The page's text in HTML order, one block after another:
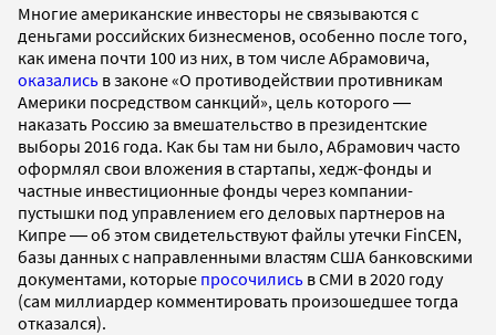
Многие американские инвесторы не связываются с
деньгами российских бизнесменов, особенно после того,
как имена почти 100 из них, в том числе Абрамовича,
оказались в законе «О противодействии противникам
Америки посредством санкций», цель которого ―
наказать Россию за вмешательство в президентские
выборы 2016 года. Как бы там ни было, Абрамович часто
оформлял свои вложения в стартапы, хедж-фонды и
частные инвестиционные фонды через компании-
пустышки под управлением его деловых партнеров на
Кипре ― об этом свидетельствуют файлы утечки FinCEN,
базы данных с направленными властям США банковскими
документами, которые просочились в СМИ в 2020 году
(сам миллиардер комментировать произошедшее тогда
отказался).